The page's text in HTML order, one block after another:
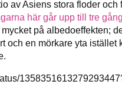
av Asiens stora floder
här går upp till tre
mycket på albedoeffekten;
och en mörkare yta